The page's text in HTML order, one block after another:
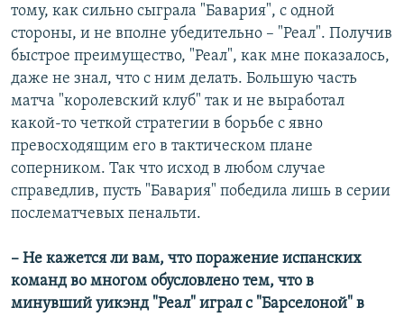
тому, как сильно сыграла "Бавария", с одной
стороны, и не вполне убедительно – "Реал". Получив
быстрое преимущество, "Реал", как мне показалось,
даже не знал, что с ним делать. Большую часть
матча "королевский клуб" так и не выработал
какой-то четкой стратегии в борьбе с явно
превосходящим его в тактическом плане
соперником. Так что исход в любом случае
справедлив, пусть "Бавария" победила лишь в серии
послематчевых пенальти.
– Не кажется ли вам, что поражение испанских
команд во многом обусловлено тем, что в
минувший уикэнд "Реал" играл с "Барселоной" в